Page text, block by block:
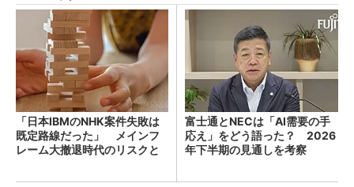
「日本IBMのNHK案件失敗は
既定路線だった」 メインフ
レーム大撤退時代のリスクと
富士通とNECは「AI需要の手
応え」をどう語った？ 2026
年下半期の見通しを考察